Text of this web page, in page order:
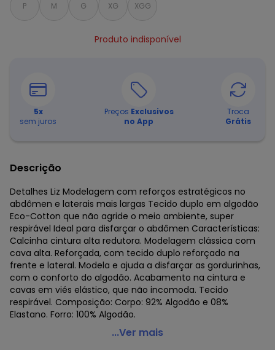
P M G XG XGG
Produto indisponível
5x
sem juros
Preços Exclusivos
no App
Troca
Grátis
Descrição
Detalhes Liz Modelagem com reforços estratégicos no
abdômen e laterais mais largas Tecido duplo em algodão
Eco-Cotton que não agride o meio ambiente, super
respirável Ideal para disfarçar o abdômen Características:
Calcinha cintura alta redutora. Modelagem clássica com
cava alta. Reforçada, com tecido duplo reforçado na
frente e lateral. Modela e ajuda a disfarçar as gordurinhas,
com o conforto do algodão. Acabamento na cintura e
cavas em viés elástico, que não incomoda. Tecido
respirável. Composição: Corpo: 92% Algodão e 08%
Elastano. Forro: 100% Algodão.
Liz - Calcinha Alta Liz 50330...Ver mais